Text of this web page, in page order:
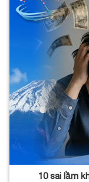
10 sai lầm